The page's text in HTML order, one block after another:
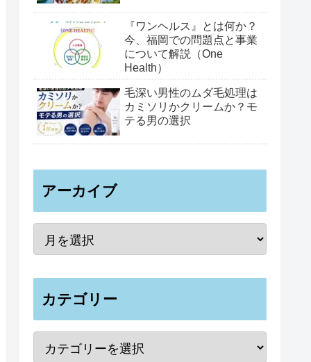
『ワンヘルス』とは何か？
今、福岡での問題点と事業
について解説（One
Health）
毛深い男性のムダ毛処理は
カミソリかクリームか？モ
テる男の選択
アーカイブ
カテゴリー